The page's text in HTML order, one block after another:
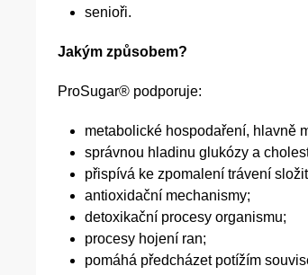
senioři.
Jakým způsobem?
ProSugar® podporuje:
metabolické hospodaření, hlavně
správnou hladinu glukózy a
přispívá ke zpomalení trávení
antioxidační mechanismy;
detoxikační procesy organismu;
procesy hojení ran;
pomáhá předcházet potížím